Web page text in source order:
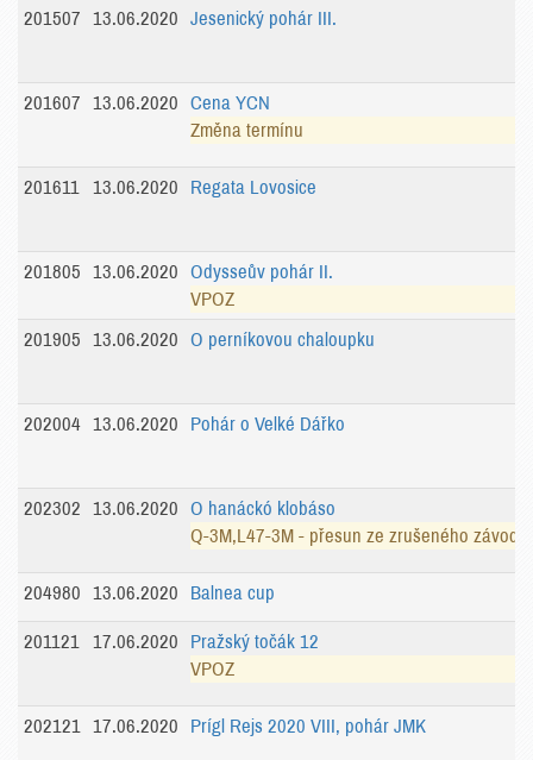
201507 13.06.2020 Jesenický pohár III.
201607 13.06.2020
Cena YCN
Změna termínu
201611 13.06.2020 Regata Lovosice
201805 13.06.2020
Odysseův pohár II.
VPOZ
201905
13.06.2020 O perníkovou chaloupku
202004 13.06.2020 Pohár o Velké Dářko
202302 13.06.2020
O hanáckó klobáso
Q-3M,L47-3M - přesun ze zrušeného
204980 13.06.2020 Balnea cup
201121 17.06.2020
Pražský točák 12
VPOZ
202121 17.06.2020 Prígl Rejs 2020 VIII, pohár JMK